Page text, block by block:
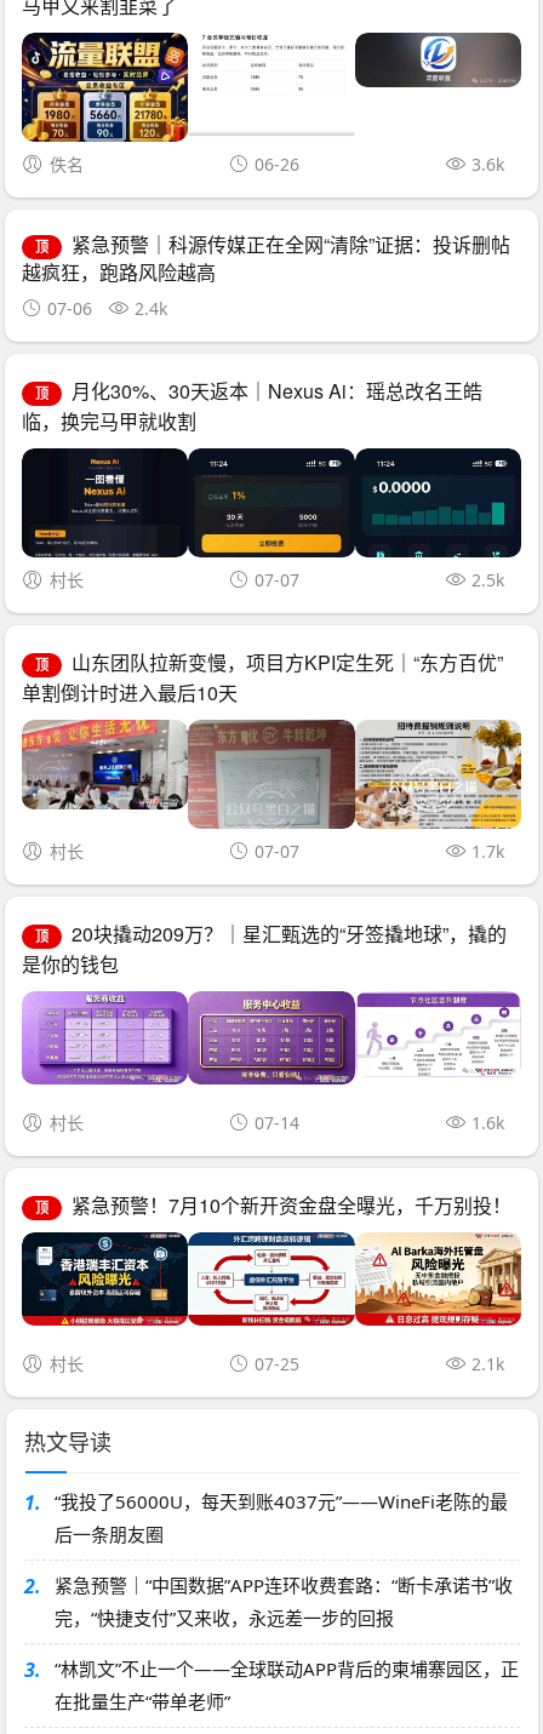
马甲又来割韭菜了
佚名 06-26 3.6k
顶
紧急预警｜科源传媒正在全网“清除”证据：投诉删帖
越疯狂，跑路风险越高
07-06 2.4k
顶
月化30%、30天返本｜Nexus Ai：瑶总改名王皓
临，换完马甲就收割
村长 07-07 2.5k
顶
山东团队拉新变慢，项目方KPI定生死｜“东方百优”
单割倒计时进入最后10天
村长 07-07 1.7k
顶
20块撬动209万？｜星汇甄选的“牙签撬地球”，撬的
是你的钱包
村长 07-14 1.6k
顶 紧急预警！7月10个新开资金盘全曝光，千万别投！
村长 07-25 2.1k
热文导读
1.
“我投了56000U，每天到账4037元”——WineFi老陈的最
后一条朋友圈
2.
紧急预警｜“中国数据”APP连环收费套路：“断卡承诺书”收
完，“快捷支付”又来收，永远差一步的回报
3.
“林凯文”不止一个——全球联动APP背后的柬埔寨园区，正
在批量生产“带单老师”